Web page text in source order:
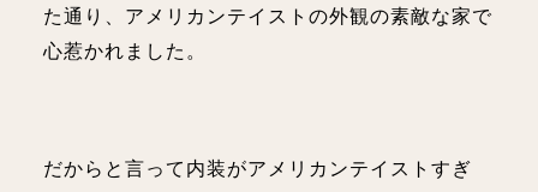
た通り、アメリカンテイストの外観の素敵な家で
心惹かれました。
だからと言って内装がアメリカンテイストすぎ